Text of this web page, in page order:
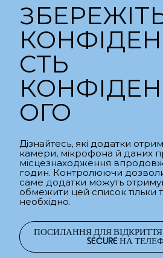
СТЬ
ОГО
Дізнайтесь, які додатки
камери, мікрофона й даних
місцезнаходження впродовж
годин. Контролюючи
саме додатки можуть
обмежити цей список тільки
необхідно.
ПОСИЛАННЯ ДЛЯ ВІДКРИТТЯ
SECURE НА